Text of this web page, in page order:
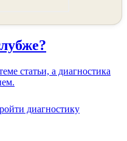
статьи, а диагностика
диагностику